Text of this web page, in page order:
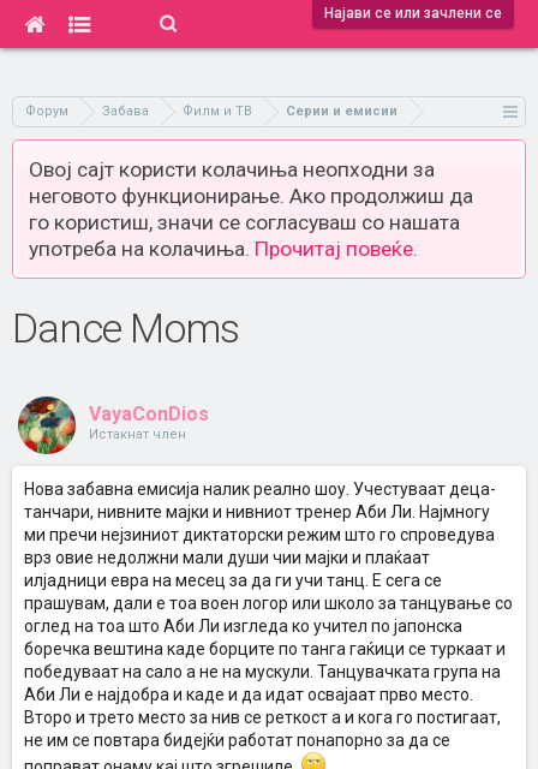
Најави се или зачлени се
Форум Забава Филм и ТВ Серии и емисии
Овој сајт користи колачиња неопходни за
неговото функционирање. Ако продолжиш да
го користиш, значи се согласуваш со нашата
употреба на колачиња. Прочитај повеќе.
Dance Moms
VayaConDios
Истакнат член
Нова забавна емисија налик реално шоу. Учестуваат деца-
танчари, нивните мајки и нивниот тренер Аби Ли. Најмногу
ми пречи нејзиниот диктаторски режим што го спроведува
врз овие недолжни мали души чии мајки и плаќаат
илјадници евра на месец за да ги учи танц. Е сега се
прашувам, дали е тоа воен логор или школо за танцување со
оглед на тоа што Аби Ли изгледа ко учител по јапонска
боречка вештина каде борците по танга гаќици се туркаат и
победуваат на сало а не на мускули. Танцувачката група на
Аби Ли е најдобра и каде и да идат освајаат прво место.
Второ и трето место за нив се реткост а и кога го постигаат,
не им се повтара бидејќи работат понапорно за да се